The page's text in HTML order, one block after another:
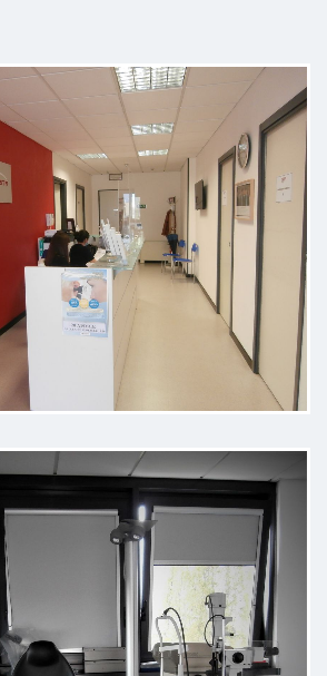
Paziente
gentili e
lo consiglio
una visita con il dott. Sala.
molto bravo,